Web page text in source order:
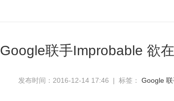
Google联手Improbable 欲
发布时间：2016-12-14 17:46 | 标签： Google